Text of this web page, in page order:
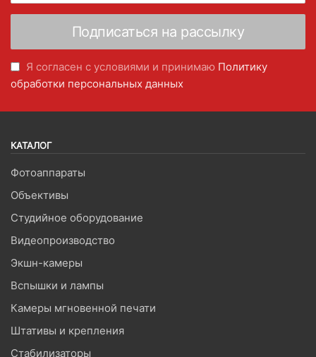
Я согласен с условиями и принимаю Политику
обработки персональных данных
КАТАЛОГ
Фотоаппараты
Объективы
Студийное оборудование
Видеопроизводство
Экшн-камеры
Вспышки и лампы
Камеры мгновенной печати
Штативы и крепления
Стабилизаторы